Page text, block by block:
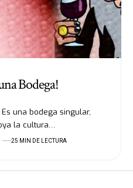
Bodega!
Es una bodega singular,
la cultura…
25 MIN DE LECTURA